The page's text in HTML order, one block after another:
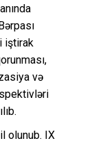
iştirak
və
olunub. IX